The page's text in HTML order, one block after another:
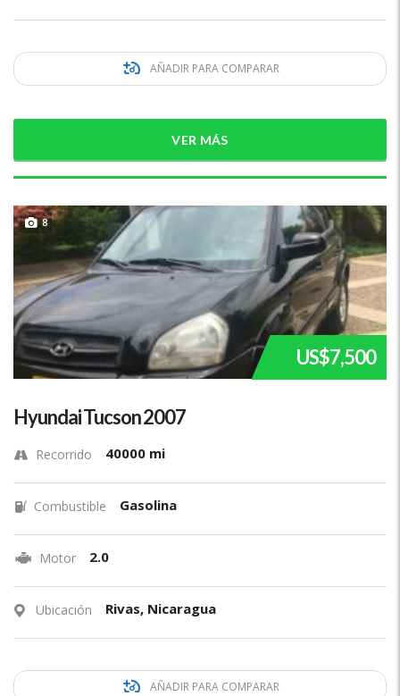
AÑADIR PARA COMPARAR
VER MÁS
8
US$7,500
Hyundai Tucson 2007
Recorrido 40000 mi
Combustible Gasolina
Motor 2.0
Ubicación Rivas, Nicaragua
AÑADIR PARA COMPARAR